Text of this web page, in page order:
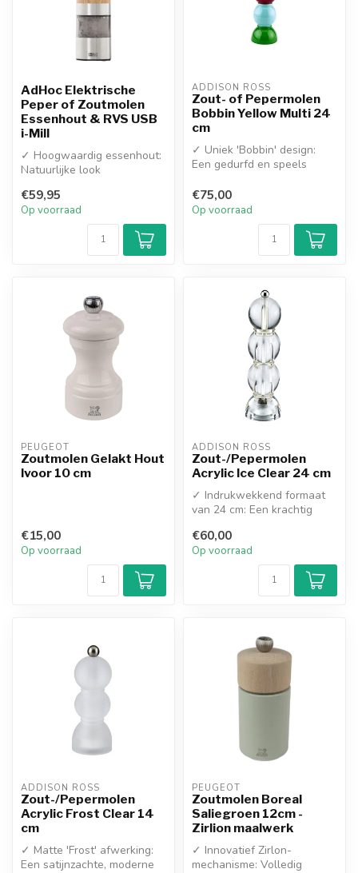
AdHoc Elektrische
Peper of Zoutmolen
Essenhout & RVS USB
i-Mill
✓ Hoogwaardig essenhout:
Natuurlijke look
geborsteld RVS
✓ Vol...
€59,95
Op voorraad
ADDISON ROSS
Zout- of Pepermolen
Bobbin Yellow Multi 24
cm
✓ Uniek 'Bobbin' design:
Een gedurfd en speels
✓ Geleverd me...
€75,00
Op voorraad
PEUGEOT
Zoutmolen Gelakt Hout
Ivoor 10 cm
€15,00
Op voorraad
ADDISON ROSS
Zout-/Pepermolen
Acrylic Ice Clear 24 cm
✓ Indrukwekkend formaat
van 24 cm: Een krachtig
aanrecht
...
€60,00
Op voorraad
ADDISON ROSS
Zout-/Pepermolen
Acrylic Frost Clear 14
cm
✓ Matte 'Frost' afwerking:
Een satijnzachte, moderne
PEUGEOT
Zoutmolen Boreal
Saliegroen 12cm -
Zirlion maalwerk
✓ Innovatief Zirlon-
mechanisme: Volledig